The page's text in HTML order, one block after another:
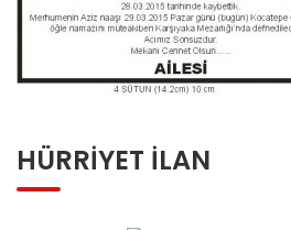
HÜRRIYET İLAN